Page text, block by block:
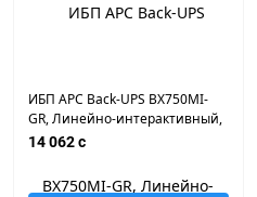
ИБП APC Back-UPS BX750MI-
GR, Линейно-интерактивный,
Мощность 750ВА/410Вт,
Schuko, 12В/9Ач, Чёрный
14 062 c